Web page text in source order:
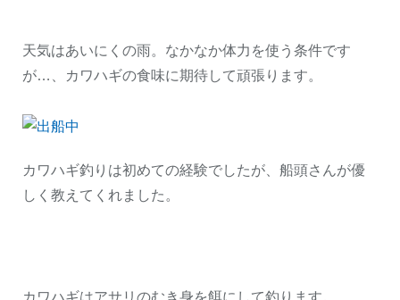
天気はあいにくの雨。なかなか体力を使う条件です
が…、カワハギの食味に期待して頑張ります。
カワハギ釣りは初めての経験でしたが、船頭さんが優
しく教えてくれました。
カワハギはアサリのむき身を餌にして釣ります。